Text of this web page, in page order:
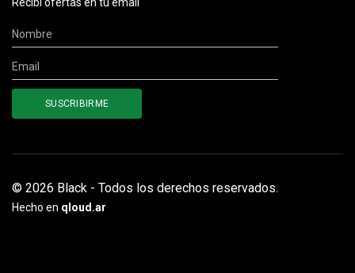
© 2026 Black - Todos los derechos reservados.
Hecho en qloud.ar